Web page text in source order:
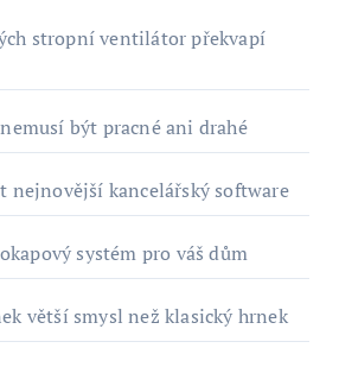
stropní ventilátor překvapí
být pracné ani drahé
nejnovější kancelářský software
systém pro váš dům
větší smysl než klasický hrnek